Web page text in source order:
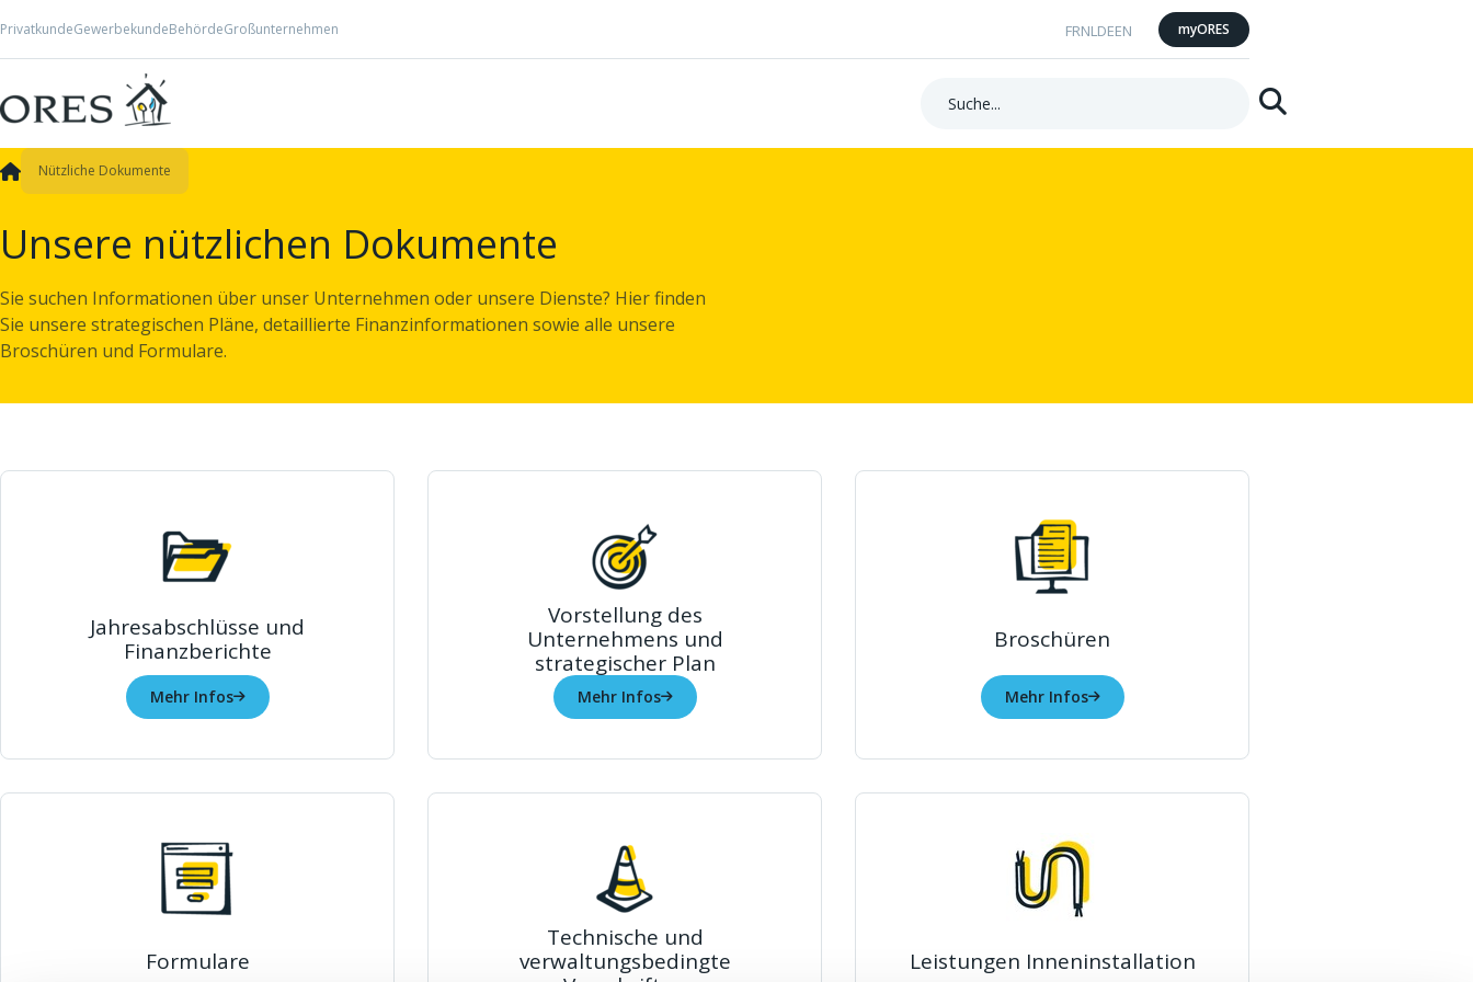
Suchen
PrivatkundeGewerbekundeBehördeGroßunternehmen FRNL DEEN myORES
Unsere nützlichen Dokumente
Sie suchen Informationen über unser Unternehmen oder unsere Dienste? Hier finden
Sie unsere strategischen Pläne, detaillierte Finanzinformationen sowie alle unsere
Broschüren und Formulare.
Nützliche Dokumente
Jahresabschlüsse und
Finanzberichte
Mehr Infos
Vorstellung des
Unternehmens und
strategischer Plan
Mehr Infos
Broschüren
Mehr Infos
Formulare
Technische und
verwaltungsbedingte
Leistungen Inneninstallation